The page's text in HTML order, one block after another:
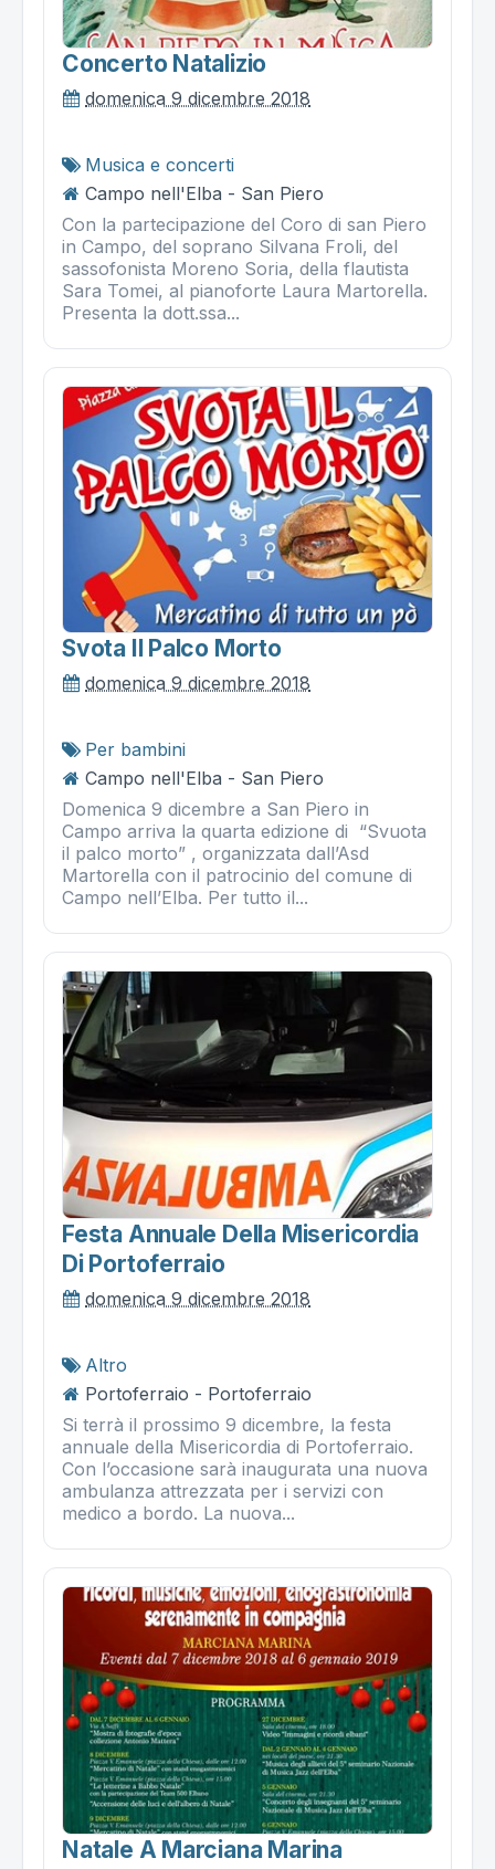
Concerto Natalizio
domenica 9 dicembre 2018
Musica e concerti
Campo nell'Elba - San Piero
Con la partecipazione del Coro di san Piero
in Campo, del soprano Silvana Froli, del
sassofonista Moreno Soria, della flautista
Sara Tomei, al pianoforte Laura Martorella.
Presenta la dott.ssa...
Svota Il Palco Morto
domenica 9 dicembre 2018
Per bambini
Campo nell'Elba - San Piero
Domenica 9 dicembre a San Piero in
Campo arriva la quarta edizione di “Svuota
il palco morto” , organizzata dall’Asd
Martorella con il patrocinio del comune di
Campo nell’Elba. Per tutto il...
Festa Annuale Della Misericordia
Di Portoferraio
domenica 9 dicembre 2018
Altro
Portoferraio - Portoferraio
Si terrà il prossimo 9 dicembre, la festa
annuale della Misericordia di Portoferraio.
Con l’occasione sarà inaugurata una nuova
ambulanza attrezzata per i servizi con
medico a bordo. La nuova...
Natale A Marciana Marina